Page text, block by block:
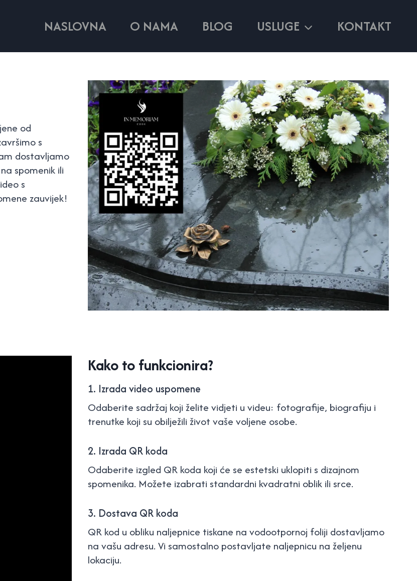
NASLOVNA O NAMA BLOG USLUGE KONTAKT
od
s
dostavljamo
spomenik ili
s
zauvijek!
Kako to funkcionira?
1. Izrada video uspomene
Odaberite sadržaj koji želite vidjeti u videu: fotografije, biografiju i
trenutke koji su obilježili život vaše voljene osobe.
2. Izrada QR koda
Odaberite izgled QR koda koji će se estetski uklopiti s dizajnom
spomenika. Možete izabrati standardni kvadratni oblik ili srce.
3. Dostava QR koda
QR kod u obliku naljepnice tiskane na vodootpornoj foliji dostavljamo
na vašu adresu. Vi samostalno postavljate naljepnicu na željenu
lokaciju.